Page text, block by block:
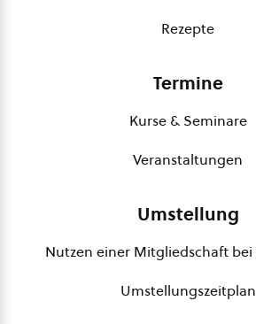
Rezepte
Termine
Kurse & Seminare
Veranstaltungen
Umstellung
Nutzen einer Mitgliedschaft bei
Umstellungszeitplan